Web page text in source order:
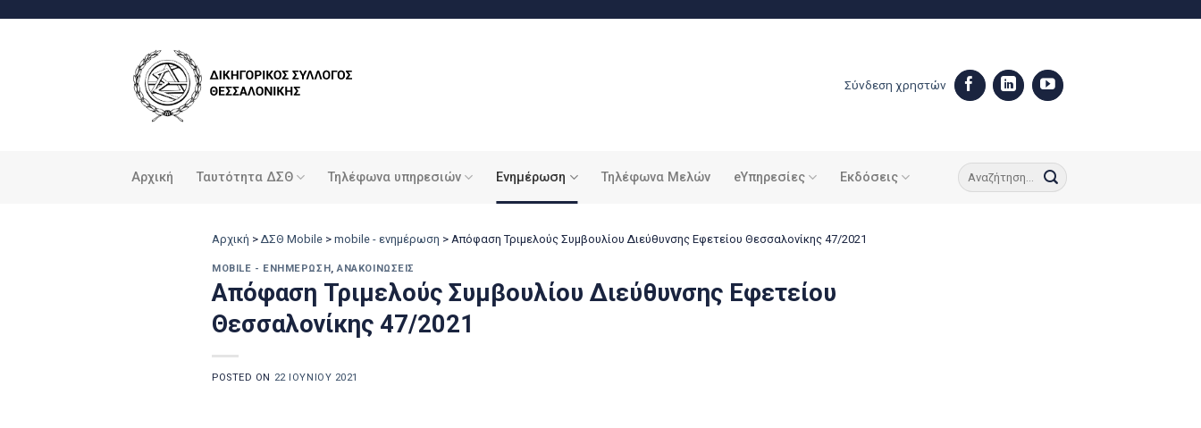
Σύνδεση χρηστών
Αρχική Ταυτότητα ΔΣΘ Τηλέφωνα υπηρεσιών Ενημέρωση Τηλέφωνα Μελών eΥπηρεσίες Εκδόσεις
Αρχική > ΔΣΘ Mobile > mobile - ενημέρωση > Απόφαση Τριμελούς Συμβουλίου Διεύθυνσης Εφετείου Θεσσαλονίκης 47/2021
MOBILE - ΕΝΗΜΈΡΩΣΗ,ΑΝΑΚΟΙΝΏΣΕΙΣ
Απόφαση Τριμελούς Συμβουλίου Διεύθυνσης Εφετείου
Θεσσαλονίκης 47/2021
POSTED ON 22 ΙΟΥΝΊΟΥ 2021